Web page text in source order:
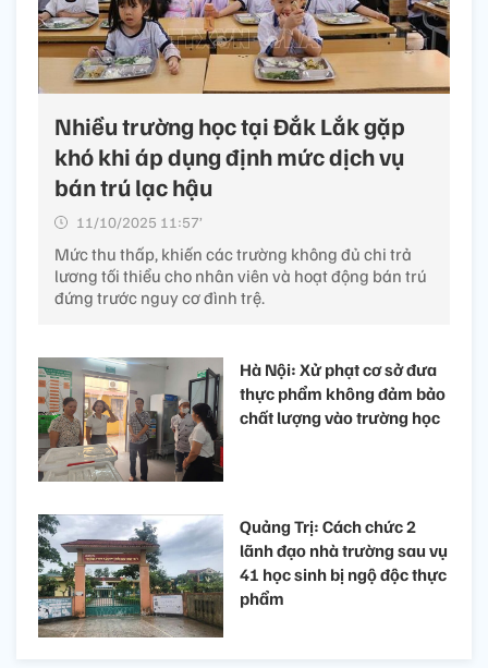
Nhiều trường học tại Đắk Lắk gặp
khó khi áp dụng định mức dịch vụ
bán trú lạc hậu
11/10/2025 11:57’
Mức thu thấp, khiến các trường không đủ chi trả
lương tối thiểu cho nhân viên và hoạt động bán trú
đứng trước nguy cơ đình trệ.
Hà Nội: Xử phạt cơ sở đưa
thực phẩm không đảm bảo
chất lượng vào trường học
Quảng Trị: Cách chức 2
lãnh đạo nhà trường sau vụ
41 học sinh bị ngộ độc thực
phẩm